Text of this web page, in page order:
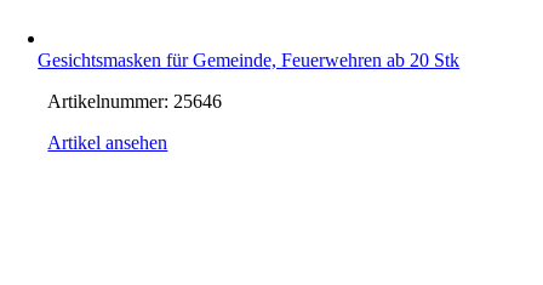
Gesichtsmasken für Gemeinde, Feuerwehren ab 20 Stk
Artikelnummer: 25646
Artikel ansehen